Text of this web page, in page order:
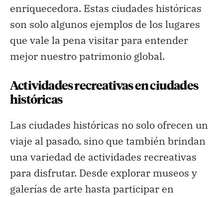
enriquecedora. Estas ciudades históricas
son solo algunos ejemplos de los lugares
que vale la pena visitar para entender
mejor nuestro patrimonio global.
Actividades recreativas en ciudades
históricas
Las ciudades históricas no solo ofrecen un
viaje al pasado, sino que también brindan
una variedad de actividades recreativas
para disfrutar. Desde explorar museos y
galerías de arte hasta participar en